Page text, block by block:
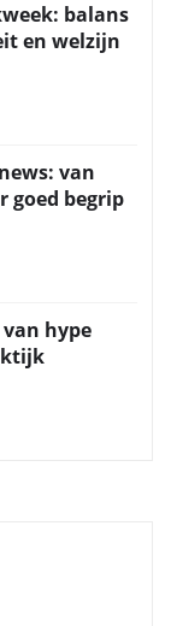
balans
en welzijn
van
goed begrip
hype